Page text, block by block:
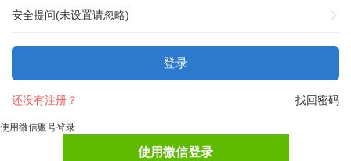
安全提问(未设置请忽略)
登录
找回密码
还没有注册？
使用微信账号登录
使用微信登录